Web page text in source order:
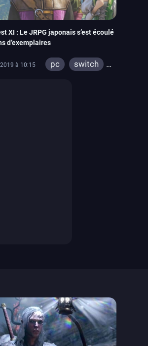
XI : Le JRPG japonais s’est écoulé
d’exemplaires
à 10:15 pc
switch